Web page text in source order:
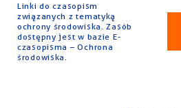
Linki do czasopism
związanych z tematyką
ochrony środowiska. Zasób
dostępny jest w bazie E-
czasopisma – Ochrona
środowiska.